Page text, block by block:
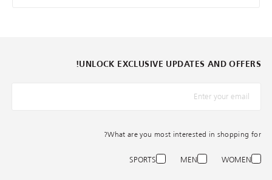
UNLOCK EXCLUSIVE UPDATES AND OFFERS!
*البريد الإلكترونيّ
What are you most interested in shopping for?
WOMEN
MEN
SPORTS